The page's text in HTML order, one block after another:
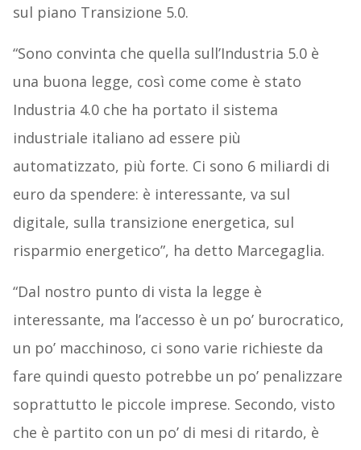
sul piano Transizione 5.0.
“Sono convinta che quella sull’Industria 5.0 è
una buona legge, così come come è stato
Industria 4.0 che ha portato il sistema
industriale italiano ad essere più
automatizzato, più forte. Ci sono 6 miliardi di
euro da spendere: è interessante, va sul
digitale, sulla transizione energetica, sul
risparmio energetico”, ha detto Marcegaglia.
“Dal nostro punto di vista la legge è
interessante, ma l’accesso è un po’ burocratico,
un po’ macchinoso, ci sono varie richieste da
fare quindi questo potrebbe un po’ penalizzare
soprattutto le piccole imprese. Secondo, visto
che è partito con un po’ di mesi di ritardo, è